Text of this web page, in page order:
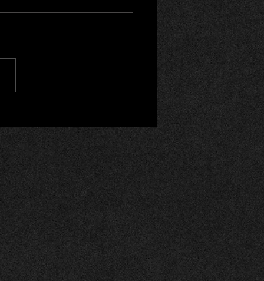
Schüpfheim